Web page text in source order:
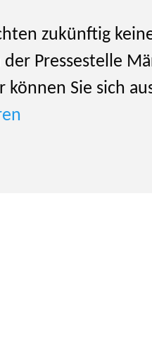
zukünftig
Pressestelle
können Sie sich